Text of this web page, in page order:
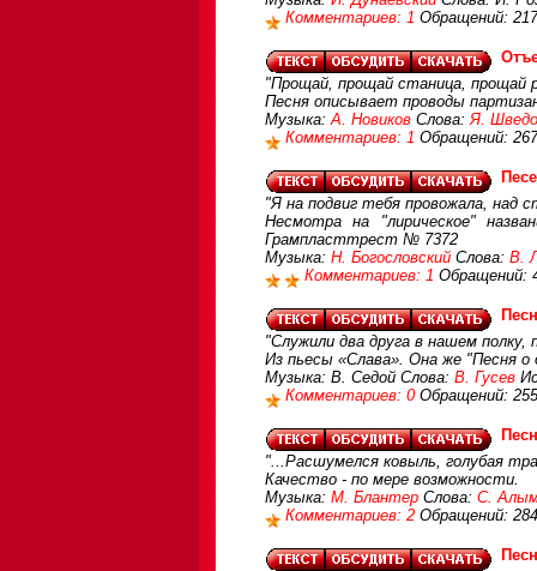
Комментариев: 1 Обращений:
"Прощай, прощай станица, прощай
Песня описывает проводы
Музыка:А. Новиков Слова:Я.
Комментариев: 1 Обращений:
"Я на подвиг тебя провожала, над
Несмотра на "лирическое"
Грампласттрест № 7372
Музыка: Н. Богословский Слова: В.
Комментариев: 1 Обращений:
"Служили два друга в нашем полку,
Из пьесы «Слава». Она же "Песня о
Музыка: В. Седой Слова: В. Гусев
Комментариев: 0 Обращений:
"...Расшумелся ковыль, голубая
Качество - по мере возможности.
Музыка: М. Блантер Слова: С.
Комментариев: 2 Обращений: